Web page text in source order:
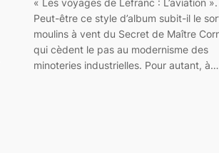
« Les voyages de Lefranc : L’aviation ».
Peut-être ce style d’album subit-il le
moulins à vent du Secret de Maître
qui cèdent le pas au modernisme des
minoteries industrielles. Pour autant, à…